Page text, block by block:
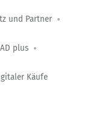
und Partner
plus
Käufe